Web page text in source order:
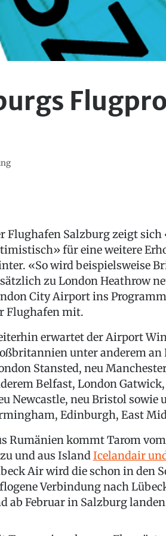
Flughafen Salzburg zeigt
für eine weitere
«So wird beispielsweise
zu London Heathrow
City Airport ins
Flughafen mit.
erwartet der Airport
unter anderem an
Stansted, neu
Belfast, London
Newcastle, neu Bristol sowie
Edinburgh, East
Rumänien kommt Tarom
und aus IslandIcelandair
Air wird die schon in den
Verbindung nach
ab Februar in Salzburg